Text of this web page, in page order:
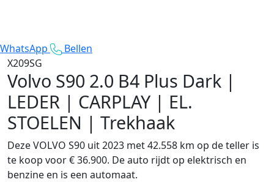
WhatsApp
Bellen
X209SG
Volvo S90 2.0 B4 Plus Dark |
LEDER | CARPLAY | EL.
STOELEN | Trekhaak
Deze VOLVO S90 uit 2023 met 42.558 km op de teller is
te koop voor € 36.900. De auto rijdt op elektrisch en
benzine en is een automaat.